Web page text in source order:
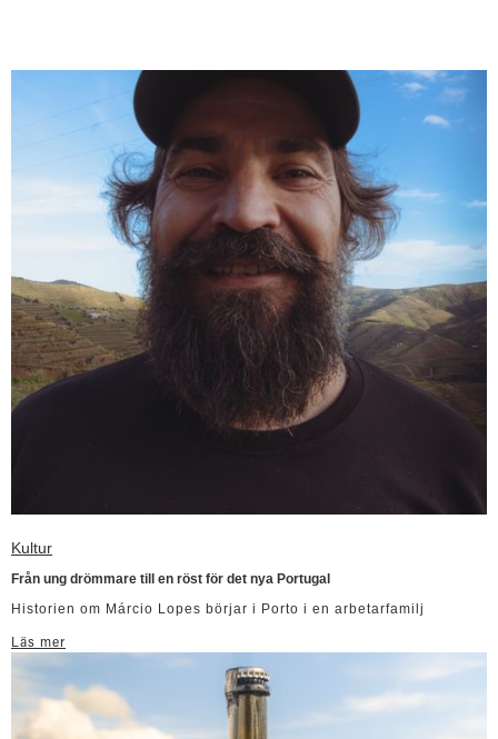
Kultur
Från ung drömmare till en röst för det nya Portugal
Historien om Márcio Lopes börjar i Porto i en arbetarfamilj
Läs mer